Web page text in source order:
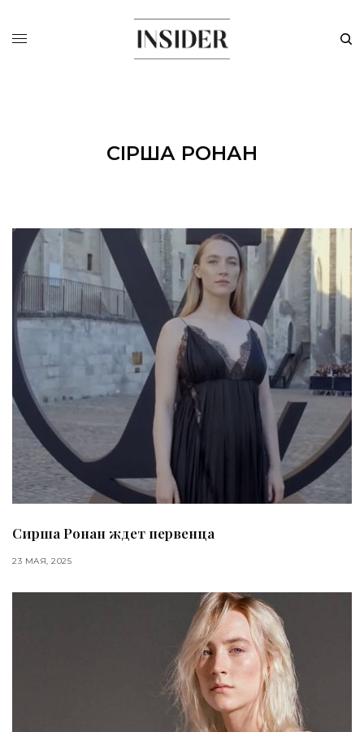
СІРША РОНАН
Сирша Ронан ждет первенца
23 МАЯ, 2025